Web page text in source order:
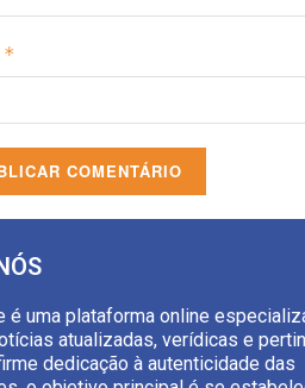
*
é uma plataforma online
atualizadas, verídicas e
dedicação à autenticidade das